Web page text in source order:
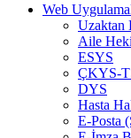
Web
Uzaktan
Aile
ESYS
ÇKYS-
DYS
Hasta
E-Posta